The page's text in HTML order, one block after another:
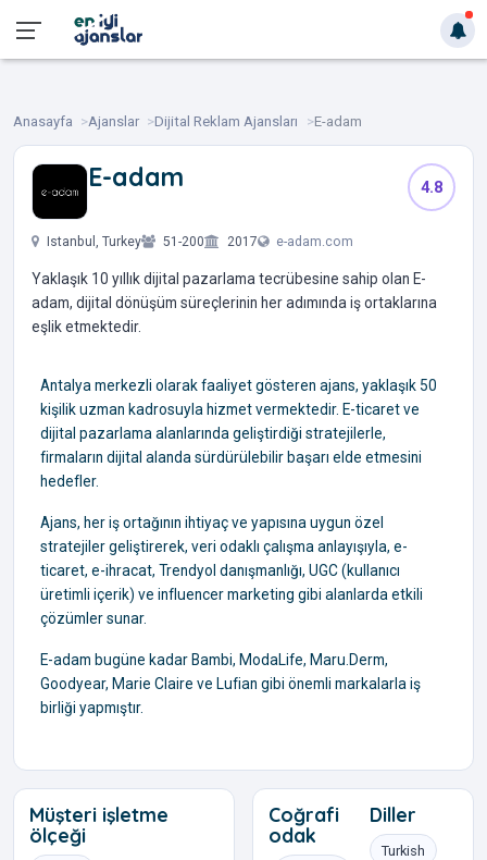
Anasayfa Ajanslar Dijital Reklam Ajansları E-adam
E-adam 4.8
Istanbul, Turkey 51-200 2017 e-adam.com
Yaklaşık 10 yıllık dijital pazarlama tecrübesine sahip olan E-
adam, dijital dönüşüm süreçlerinin her adımında iş ortaklarına
eşlik etmektedir.
Antalya merkezli olarak faaliyet gösteren ajans, yaklaşık 50
kişilik uzman kadrosuyla hizmet vermektedir. E-ticaret ve
dijital pazarlama alanlarında geliştirdiği stratejilerle,
firmaların dijital alanda sürdürülebilir başarı elde etmesini
hedefler.
Ajans, her iş ortağının ihtiyaç ve yapısına uygun özel
stratejiler geliştirerek, veri odaklı çalışma anlayışıyla, e-
ticaret, e-ihracat, Trendyol danışmanlığı, UGC (kullanıcı
üretimli içerik) ve influencer marketing gibi alanlarda etkili
çözümler sunar.
E-adam bugüne kadar Bambi, ModaLife, Maru.Derm,
Goodyear, Marie Claire ve Lufian gibi önemli markalarla iş
birliği yapmıştır.
Müşteri işletme
ölçeği
Coğrafi
odak
Diller
Turkish